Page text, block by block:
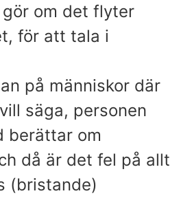
om det flyter
för att tala i
på människor där
säga, personen
berättar om
då är det fel på allt
(bristande)